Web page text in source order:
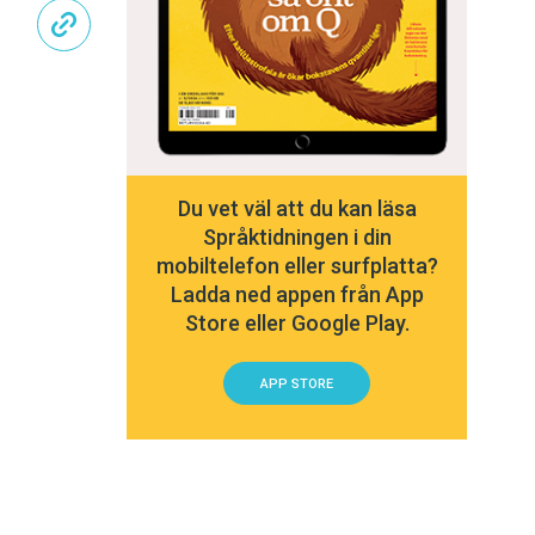
Du vet väl att du kan läsa
Språktidningen i din
mobiltelefon eller surfplatta?
Ladda ned appen från App
Store eller Google Play.
APP STORE